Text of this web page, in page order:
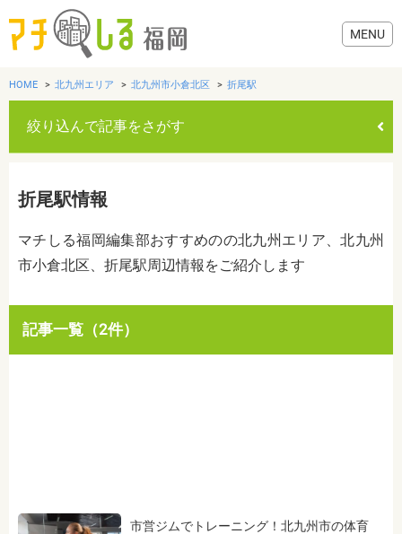
歯医者・病院
おでかけ
HOME 北九州エリア 北九州市小倉北区 折尾駅
絞り込んで記事をさがす
カテゴリを選ぶ
すべて グルメ 美容・健康 歯医者・病院 おでかけ
折尾駅情報
マチしる福岡編集部おすすめのの北九州エリア、北九州
市小倉北区、折尾駅周辺情報をご紹介します
記事一覧（2件）
市営ジムでトレーニング！北九州市の体育